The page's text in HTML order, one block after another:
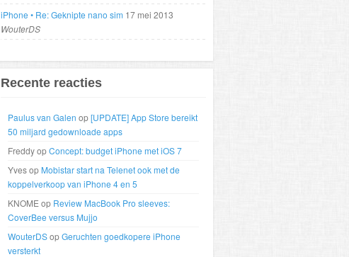
iPhone • Re: Geknipte nano sim 17 mei 2013
WouterDS
Recente reacties
Paulus van Galen op[UPDATE] App Store bereikt
50 miljard gedownloade apps
Freddy opConcept: budget iPhone met iOS 7
Yves op Mobistar start na Telenet ook met de
koppelverkoop van iPhone 4 en 5
KNOME op Review MacBook Pro sleeves:
CoverBee versus Mujjo
WouterDSopGeruchten goedkopere iPhone
versterkt